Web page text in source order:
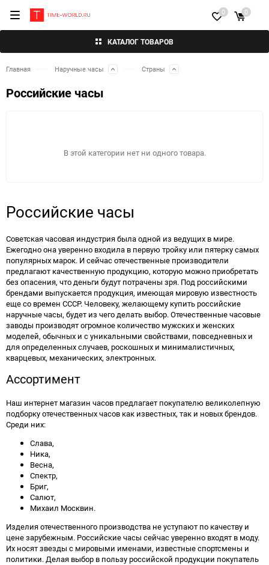
КАТАЛОГ ТОВАРОВ
0 0
Главная Наручные часы Страны
Российские часы
В этой категории нет ни одного товара.
Российские часы
Советская часовая индустрия была одной из ведущих в мире.
Ежегодно она уверенно входила в первую тройку или пятерку самых
популярных марок. И сейчас отечественные производители
предлагают качественную продукцию, которую можно приобретать
без опасения, что деньги будут потрачены зря. Под российскими
брендами выпускается продукция, имеющая мировую известность
еще со времен СССР. Человеку, желающему купить российские
наручные часы, будет из чего делать выбор. Отечественные часовые
заводы производят огромное количество мужских и женских
моделей, обычных и с уникальными свойствами, повседневных и
для определенных случаев, роскошных и минималистичных,
кварцевых, механических, электронных.
Ассортимент
Наш интернет магазин часов предлагает покупателю великолепную
подборку отечественных часов как известных, так и новых брендов.
Среди них:
Слава,
Ника,
Весна,
Спектр,
Бриг,
Салют,
Михаил Москвин.
Изделия отечественного производства не уступают по качеству и
цене зарубежным. Российские часы сейчас уверенно входят в моду.
Их носят звезды с мировыми именами, известные спортсмены и
политики. Делая выбор в пользу российской продукции покупатель